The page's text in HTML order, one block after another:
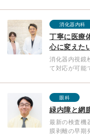
消化器内科
丁寧に医療
心に変えた
消化器内視鏡
て対応が可能
眼科
緑内障と網
最新の検査機
膜剥離の早期